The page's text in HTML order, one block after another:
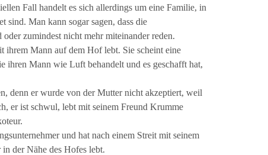
Fall handelt es sich allerdings um eine Familie, in
sind. Man kann sogar sagen, dass die
zumindest nicht mehr miteinander reden.
ihrem Mann auf dem Hof lebt. Sie scheint eine
ihren Mann wie Luft behandelt und es geschafft hat,
denn er wurde von der Mutter nicht akzeptiert, weil
er ist schwul, lebt mit seinem Freund Krumme
und hat nach einem Streit mit seinem
der Nähe des Hofes lebt.